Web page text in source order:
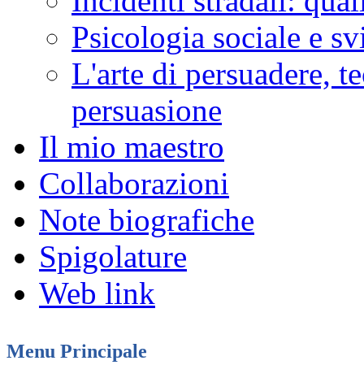
Psicologia sociale e
L'arte di persuadere,
persuasione
Il mio maestro
Collaborazioni
Note biografiche
Spigolature
Web link
Menu Principale